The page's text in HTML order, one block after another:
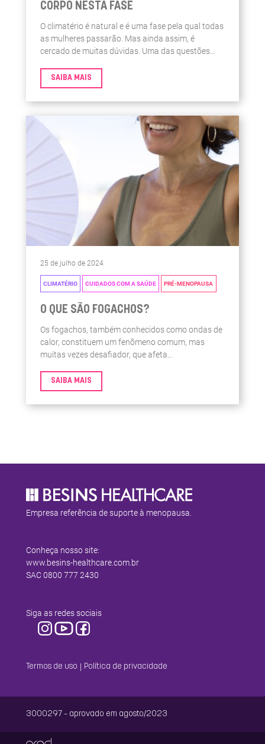
CORPO NESTA FASE
O climatério é natural e é uma fase pela qual todas
as mulheres passarão. Mas ainda assim, é
cercado de muitas dúvidas. Uma das questões
SAIBA MAIS
25 de julho de 2024
CLIMATÉRIO CUIDADOS COM A SAÚDE PRÉ-MENOPAUSA
O QUE SÃO FOGACHOS?
Os fogachos, também conhecidos como ondas de
calor, constituem um fenômeno comum, mas
muitas vezes desafiador, que afeta
mulheres, especialmente aquelas que atravessam
o climatério e a menopausa.1,2 Essa experiência,
marcada por manifestações clínicas, merece uma
SAIBA MAIS
Empresa referência de suporte à menopausa.
Conheça nosso site:
www.besins-healthcare.com.br
SAC0800 777 2430
Siga as redes sociais
Termos de uso Política de privacidade
3000297 – aprovado em agosto/2023